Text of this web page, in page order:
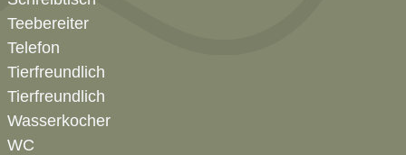
Teebereiter
Telefon
Tierfreundlich
Tierfreundlich
Wasserkocher
WC